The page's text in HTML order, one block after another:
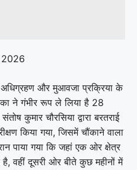
2026
अधिग्रहण और मुआवजा प्रक्रिया के
ने गंभीर रूप ले लिया है 28
कुमार चौरसिया द्वारा बरतराई
किया गया, जिसमें चौंकाने वाला
पाया गया कि जहां एक ओर क्षेत्र
है, वहीं दूसरी ओर बीते कुछ महीनों में